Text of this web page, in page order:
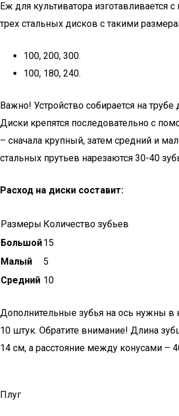
Еж для культиватора изготавливается
трех стальных дисков с такими
100, 200, 300.
100, 180, 240.
Важно! Устройство собирается на
Диски крепятся последовательно с
– сначала крупный, затем средний и
стальных прутьев нарезаются 30-40
Расход на диски составит:
Размеры Количество зубьев
Большой15
Малый
5
Средний 10
Дополнительные зубья на ось нужны в
10 штук. Обратите внимание! Длина
14 см, а расстояние между конусами –
Плуг